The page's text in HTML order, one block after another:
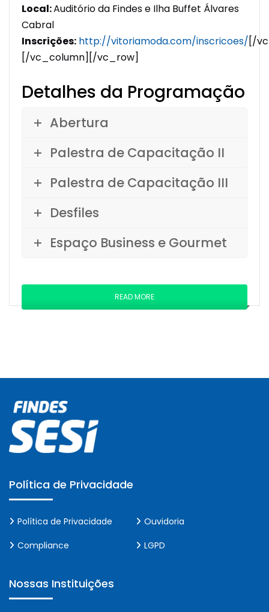
Local:Auditório da Findes e Ilha Buffet Álvares
Cabral
Inscrições: http://vitoriamoda.com/inscricoes/[/
[/vc_column][/vc_row]
Detalhes da Programação
Abertura
Palestra de Capacitação II
Palestra de Capacitação III
Desfiles
Espaço Business e Gourmet
READ MORE
Política de Privacidade
Política de Privacidade
Ouvidoria
Compliance
LGPD
Nossas Instituições